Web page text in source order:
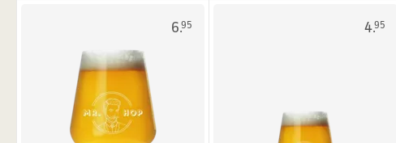
6.95 4.95